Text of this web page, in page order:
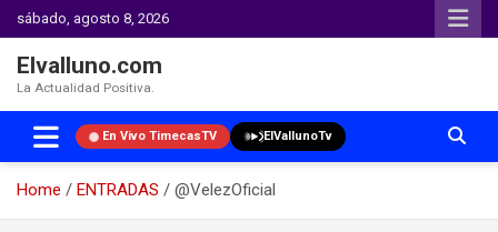
sábado, agosto 8, 2026
Elvalluno.com
La Actualidad Positiva.
En Vivo TimecasTV ElVallunoTv
Home ENTRADAS
@VelezOficial